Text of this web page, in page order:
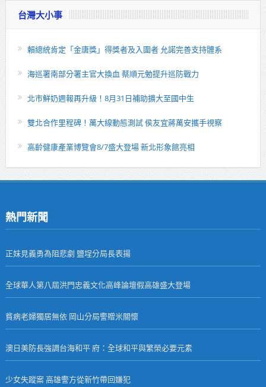
台灣大小事
賴總統肯定「金唐獎」得獎者及入圍者 允諾完善支持體系
海巡署南部分署主官大換血 蔡順元勉提升巡防戰力
北市鮮奶週報再升級！8月31日補助擴大至國中生
雙北合作里程碑！萬大線動態測試 侯友宜蔣萬安攜手視察
高齡健康產業博覽會8/7盛大登場 新北形象館亮相
熱門新聞
正妹見義勇為阻悲劇 鹽埕分局長表揚
全球華人第八屆洪門忠義文化高峰論壇假高雄盛大登場
貧病老婦獨居無依 岡山分局警贈米關懷
澳日美防長強調台海和平 府：全球和平與繁榮必要元素
少女失蹤案 高雄警方從新竹帶回嫌犯